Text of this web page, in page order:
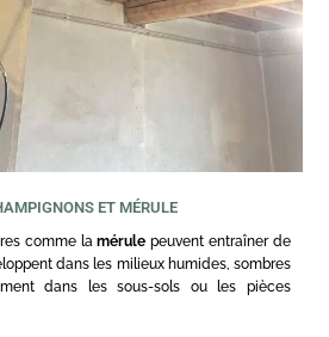
ET MÉRULE
comme lamérule peuvent entraîner de
dans les milieux humides, sombres
dans les sous-sols ou les pièces